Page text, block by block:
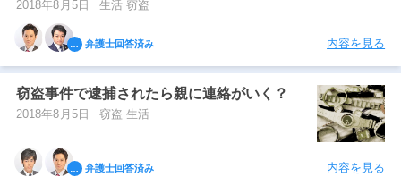
2018年8月5日 生活 窃盗
弁護士回答済み 内容を見る
窃盗事件で逮捕されたら親に連絡がいく？
2018年8月5日 窃盗 生活
弁護士回答済み 内容を見る